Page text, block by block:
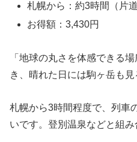
札幌から：約3時間（片道
お得額：3,430円
「地球の丸さを体感できる
き、晴れた日には駒ヶ岳も見
札幌から3時間程度で、列車
いです。登別温泉などと組み